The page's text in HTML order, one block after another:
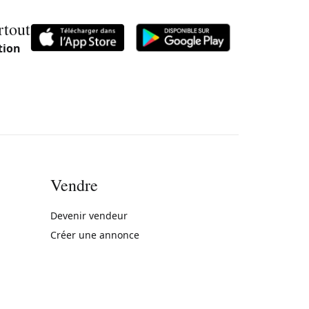
Vendre
Devenir vendeur
Créer une annonce